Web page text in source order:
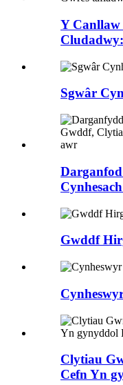
Y
Sgwâr
Gwddf
Clytiau
Cefn Yn